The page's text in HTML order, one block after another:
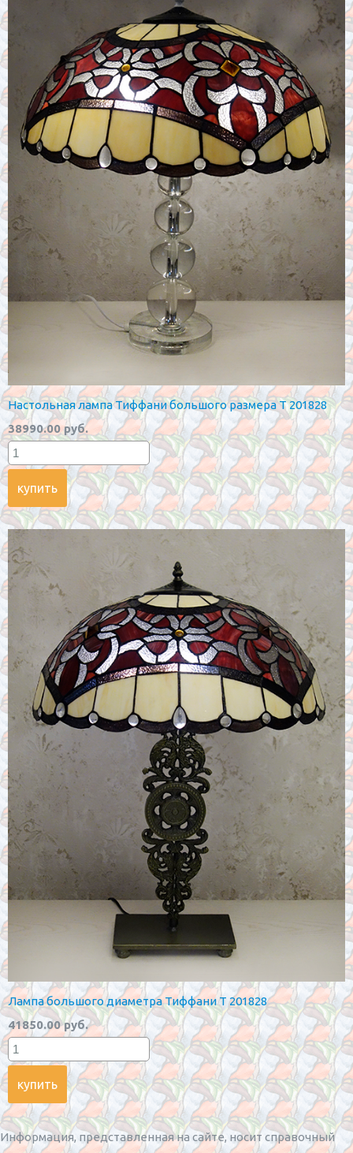
Настольная лампа Тиффани большого размера T 201828
38990.00 руб.
Лампа большого диаметра Тиффани T 201828
41850.00 руб.
Информация, представленная на сайте, носит справочный